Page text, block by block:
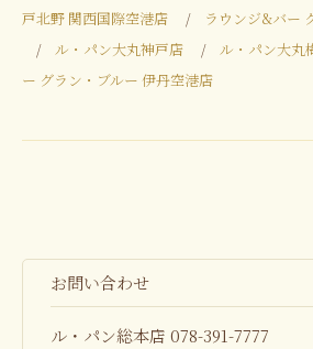
戸北野 関西国際空港店
ラウンジ&バー
ル・パン大丸神戸店
ル・パン大丸
ー グラン・ブルー 伊丹空港店
お問い合わせ
ル・パン総本店 078-391-7777